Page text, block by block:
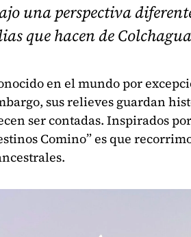
una perspectiva
que hacen de
en el mundo por
sus relieves guardan
ser contadas. Inspirados
Comino” es que